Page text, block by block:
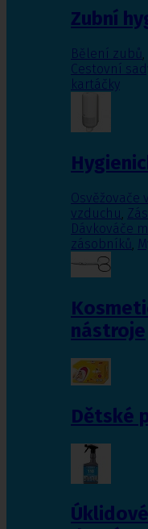
Zubní
Bělení zubů,
Cestovní
kartáčky
Osvěžovače
vzduchu,
Dávkováče
zásobníků,
nástroje
Dětské